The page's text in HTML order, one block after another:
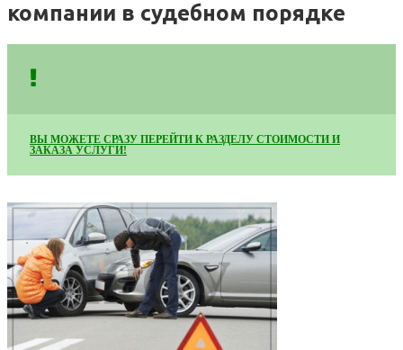
компании в судебном порядке
ВЫ МОЖЕТЕ СРАЗУ ПЕРЕЙТИ К РАЗДЕЛУ СТОИМОСТИ И
ЗАКАЗА УСЛУГИ!